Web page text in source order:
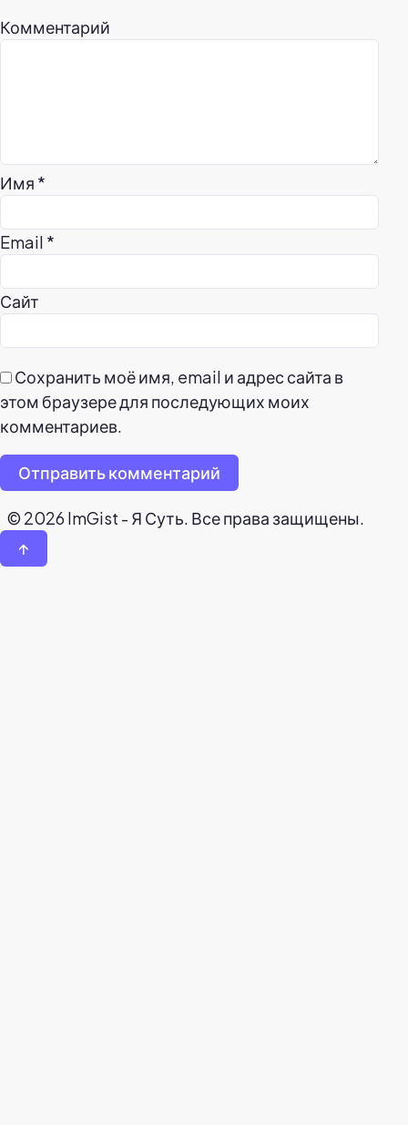
Комментарий
Имя *
Email *
Сайт
Сохранить моё имя, email и адрес сайта в
этом браузере для последующих моих
комментариев.
Отправить комментарий
© 2026 ImGist - Я Суть. Все права защищены.
↑